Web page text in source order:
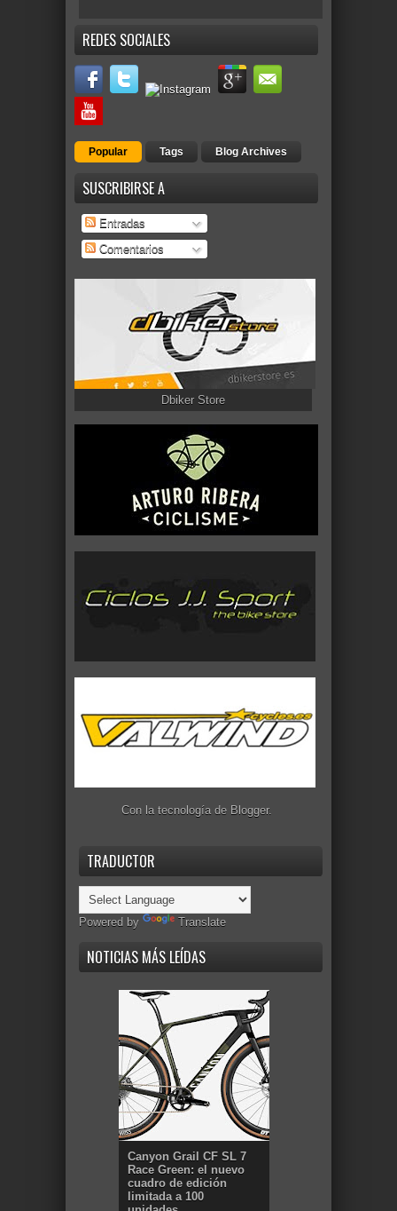
REDES SOCIALES
Popular Tags Blog Archives
SUSCRIBIRSE A
Entradas
Comentarios
Dbiker Store
Con la tecnología de Blogger.
TRADUCTOR
Powered by Translate
NOTICIAS MÁS LEÍDAS
Canyon Grail CF SL 7
Race Green: el nuevo
cuadro de edición
limitada a 100